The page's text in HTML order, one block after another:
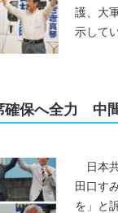
護、大
示して
確保へ全力 中
日本共
田口す
を」と